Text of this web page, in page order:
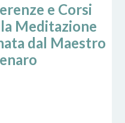
e Corsi
Meditazione
dal Maestro